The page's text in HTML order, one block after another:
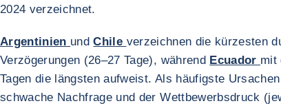
2024 verzeichnet.
Argentinien undChile verzeichnen die kürzesten
Verzögerungen (26–27 Tage), während Ecuador mit
Tagen die längsten aufweist. Als häufigste
schwache Nachfrage und der Wettbewerbsdruck